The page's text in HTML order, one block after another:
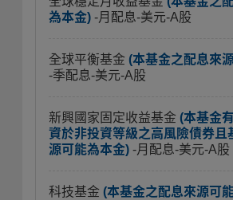
為本金) -月配息-美元-A股
全球平衡基金 (本基金之配息來
-季配息-美元-A股
新興國家固定收益基金 (本基金
資於非投資等級之高風險債券且
源可能為本金) -月配息-美元-A股
科技基金 (本基金之配息來源可